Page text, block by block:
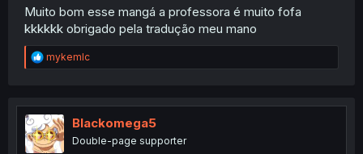
Muito bom esse mangá a professora é muito fofa
kkkkkk obrigado pela tradução meu mano
R
e
t
i
o
n
mykemlc
Blackomega5
Double-page supporter